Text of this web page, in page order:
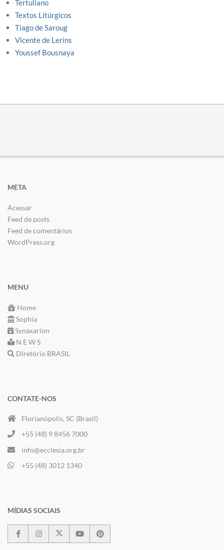
Tertuliano
Textos Litúrgicos
Tiago de Saroug
Vicente de Lerins
Youssef Bousnaya
META
Acessar
Feed de posts
Feed de comentários
WordPress.org
MENU
Home
Sophia
Synaxarion
N E W S
Diretório BRASIL
CONTATE-NOS
Florianópolis, SC (Brasil)
+55 (48) 9 8456 7000
info@ecclesia.org.br
+55 (48) 3012 1340
MÍDIAS SOCIAIS